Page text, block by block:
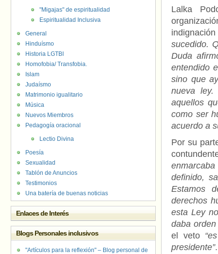
Lalka
sucedido.
Duda
entendido
sino que
nueva
aquellos
como ser
acuerdo a
Por su
definido,
Estamos
derechos
esta Ley
daba
el veto
presidente”.
"Migajas" de espiritualidad
Espiritualidad Inclusiva
General
Hinduísmo
Historia LGTBI
Homofobia/ Transfobia.
Islam
Judaísmo
Matrimonio igualitario
Música
Nuevos Miembros
Pedagogía oracional
Lectio Divina
Poesía
Sexualidad
Tablón de Anuncios
Testimonios
Una batería de buenas noticias
Enlaces de Interés
Blogs Personales inclusivos
"Artículos para la reflexión" – Blog personal de